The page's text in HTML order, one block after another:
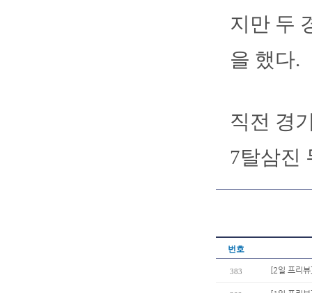
지만 두
을 했다.
직전 경
7탈삼진
번호
383 [2일 프리